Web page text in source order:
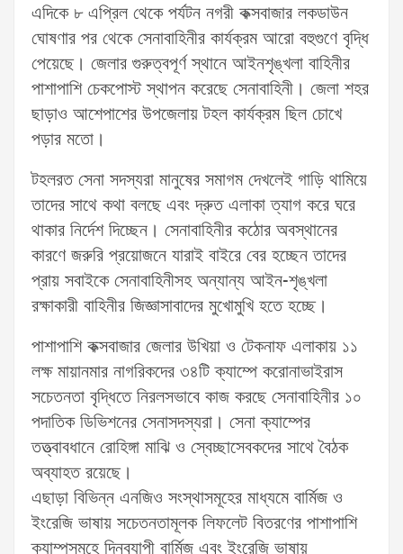
এদিকে ৮ এপ্রিল থেকে পর্যটন নগরী কক্সবাজার লকডাউন
ঘোষণার পর থেকে সেনাবাহিনীর কার্যক্রম আরো বহুগুণে বৃদ্ধি
পেয়েছে। জেলার গুরুত্বপূর্ণ স্থানে আইনশৃঙ্খলা বাহিনীর
পাশাপাশি চেকপোস্ট স্থাপন করেছে সেনাবাহিনী। জেলা শহর
ছাড়াও আশেপাশের উপজেলায় টহল কার্যক্রম ছিল চোখে
পড়ার মতো।
টহলরত সেনা সদস্যরা মানুষের সমাগম দেখলেই গাড়ি থামিয়ে
তাদের সাথে কথা বলছে এবং দ্রুত এলাকা ত্যাগ করে ঘরে
থাকার নির্দেশ দিচ্ছেন। সেনাবাহিনীর কঠোর অবস্থানের
কারণে জরুরি প্রয়োজনে যারাই বাইরে বের হচ্ছেন তাদের
প্রায় সবাইকে সেনাবাহিনীসহ অন্যান্য আইন-শৃঙ্খলা
রক্ষাকারী বাহিনীর জিজ্ঞাসাবাদের মুখোমুখি হতে হচ্ছে।
পাশাপাশি কক্সবাজার জেলার উখিয়া ও টেকনাফ এলাকায় ১১
লক্ষ মায়ানমার নাগরিকদের ৩৪টি ক্যাম্পে করোনাভাইরাস
সচেতনতা বৃদ্ধিতে নিরলসভাবে কাজ করছে সেনাবাহিনীর ১০
পদাতিক ডিভিশনের সেনাসদস্যরা। সেনা ক্যাম্পের
তত্ত্বাবধানে রোহিঙ্গা মাঝি ও স্বেচ্ছাসেবকদের সাথে বৈঠক
অব্যাহত রয়েছে।
এছাড়া বিভিন্ন এনজিও সংস্থাসমূহের মাধ্যমে বার্মিজ ও
ইংরেজি ভাষায় সচেতনতামূলক লিফলেট বিতরণের পাশাপাশি